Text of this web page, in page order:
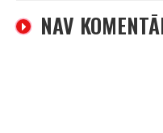
NAV